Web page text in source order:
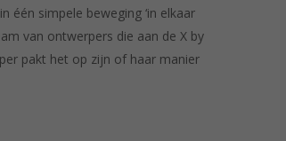
één simpele beweging ‘in elkaar
van ontwerpers die aan de X by
pakt het op zijn of haar manier